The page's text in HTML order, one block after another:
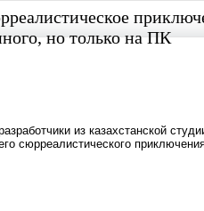
но только на ПК
из казахстанской
сюрреалистического